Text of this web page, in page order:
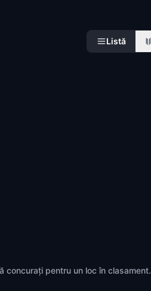
Listă
concurați pentru un loc în clasament.